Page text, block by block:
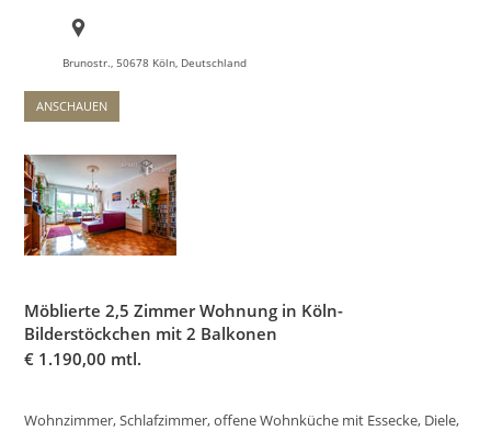
Brunostr., 50678 Köln, Deutschland
ANSCHAUEN
Möblierte 2,5 Zimmer Wohnung in Köln-
Bilderstöckchen mit 2 Balkonen
€ 1.190,00 mtl.
Wohnzimmer, Schlafzimmer, offene Wohnküche mit Essecke, Diele,